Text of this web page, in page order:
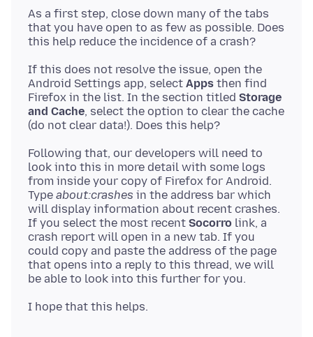
As a first step, close down many of the tabs
that you have open to as few as possible. Does
If this does not resolve the issue, open the
Android Settings app, select Apps then find
Firefox in the list. In the section titled Storage
and Cache, select the option to clear the cache
Following that, our developers will need to
look into this in more detail with some logs
from inside your copy of Firefox for Android.
Type about:crashes in the address bar which
will display information about recent crashes.
If you select the most recent Socorro link, a
crash report will open in a new tab. If you
could copy and paste the address of the page
that opens into a reply to this thread, we will